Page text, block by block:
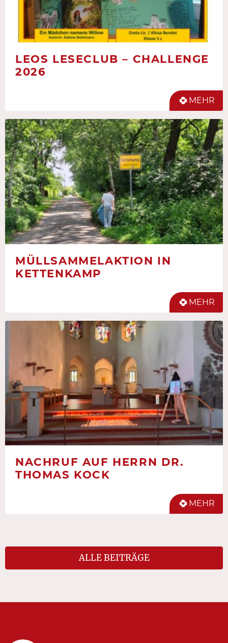
LEOS LESECLUB – CHALLENGE
2026
MEHR
MÜLLSAMMELAKTION IN
KETTENKAMP
MEHR
NACHRUF AUF HERRN DR.
THOMAS KOCK
MEHR
ALLE BEITRÄGE